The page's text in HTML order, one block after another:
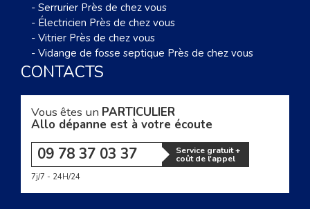
- Serrurier Près de chez vous
- Électricien Près de chez vous
- Vitrier Près de chez vous
- Vidange de fosse septique Près de chez vous
CONTACTS
Vous êtes un PARTICULIER
Allo dépanne est à votre écoute
09 78 37 03 37 Service gratuit +
coût de l'appel
7j/7 - 24H/24